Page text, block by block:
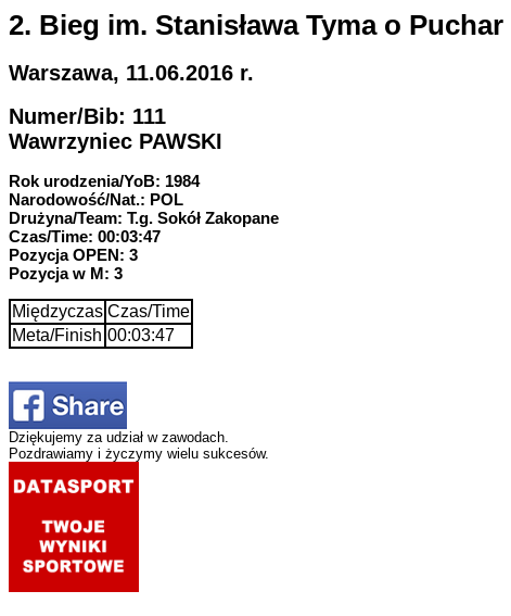
2. Bieg im. Stanisława Tyma o
Warszawa, 11.06.2016 r.
Numer/Bib: 111
Wawrzyniec PAWSKI
Rok urodzenia/YoB: 1984
Narodowość/Nat.: POL
Drużyna/Team: T.g. Sokół Zakopane
Czas/Time: 00:03:47
Pozycja OPEN: 3
Pozycja w M: 3
Międzyczas Czas/Time
Meta/Finish 00:03:47
Dziękujemy za udział w zawodach.
Pozdrawiamy i życzymy wielu sukcesów.